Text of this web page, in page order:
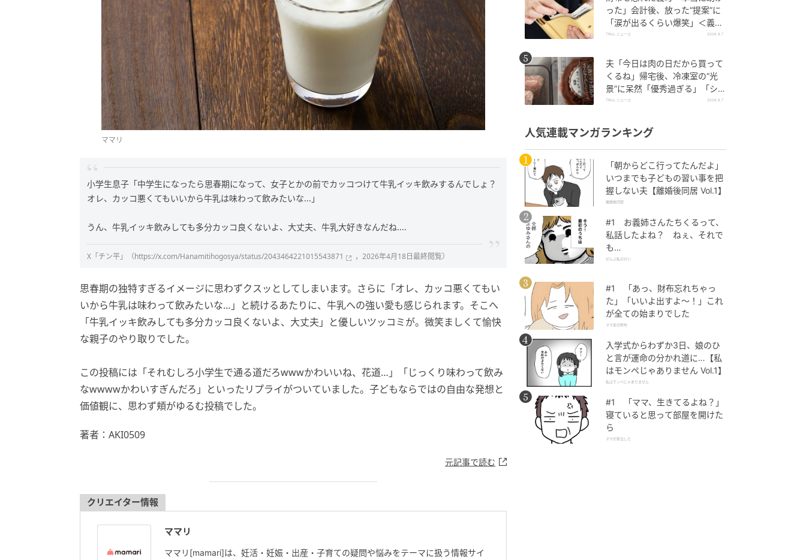
ママリ
小学生息子「中学生になったら思春期になって、女子とかの前でカッコつけて牛乳イッキ飲みするんでしょ？
オレ、カッコ悪くてもいいから牛乳は味わって飲みたいな...」
うん、牛乳イッキ飲みしても多分カッコ良くないよ、大丈夫、牛乳大好きなんだね....
X「チン平」（https://x.com/Hanamitihogosya/status/2043464221015543871 ，2026年4月18日最終閲覧）
思春期の独特すぎるイメージに思わずクスッとしてしまいます。さらに「オレ、カッコ悪くてもい
いから牛乳は味わって飲みたいな…」と続けるあたりに、牛乳への強い愛も感じられます。そこへ
「牛乳イッキ飲みしても多分カッコ良くないよ、大丈夫」と優しいツッコミが。微笑ましくて愉快
な親子のやり取りでした。
この投稿には「それむしろ小学生で通る道だろwwwかわいいね、花道…」「じっくり味わって飲み
なwwwwかわいすぎんだろ」といったリプライがついていました。子どもならではの自由な発想と
価値観に、思わず頬がゆるむ投稿でした。
著者：AKI0509
元記事で読む
クリエイター情報
ママリ
ママリ[mamari]は、妊活・妊娠・出産・子育ての疑問や悩みをテーマに扱う情報サイ
った」会計後、放った“提案”に
「涙が出るくらい爆笑」＜義母
エピソード2選＞
TRILL ニュース 2026.8.7
夫「今日は肉の日だから買って
くるね」帰宅後、冷凍室の“光
景”に呆然「優秀過ぎる」「シゴ
デキすぎ」
TRILL ニュース 2026.8.7
人気連載マンガランキング
「朝からどこ行ってたんだよ」
いつまでも子どもの習い事を把
握しない夫【離婚後同居 Vol.1】
離婚後同居
#1 お義姉さんたちくるって、
私話したよね？ ねぇ、それで
も…
ぜんぶ私のせい
#1 「あっ、財布忘れちゃっ
た」「いいよ出すよ〜！」これ
が全ての始まりでした
ママ友の財布
入学式からわずか3日、娘のひ
と言が運命の分かれ道に…【私
はモンペじゃありません Vol.1】
私はモンペじゃありません
#1 「ママ、生きてるよね？」
寝ていると思って部屋を開けた
ら
ママが家出した